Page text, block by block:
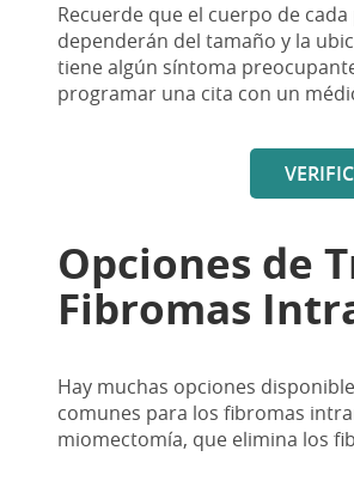
Recuerde que el cuerpo de
dependerán del tamaño y la
tiene algún síntoma
programar una cita con un
Opciones de
Fibromas
Hay muchas opciones
comunes para los fibromas
miomectomía, que elimina los